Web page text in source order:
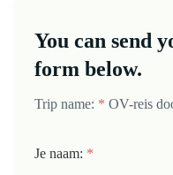
You can send
form below.
Trip name: * OV-reis
Je naam: *